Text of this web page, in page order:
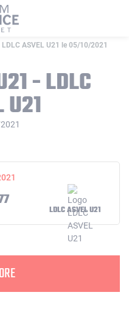
ASVEL U21 le 05/10/2021
- LDLC
U21
LDLC ASVEL U21